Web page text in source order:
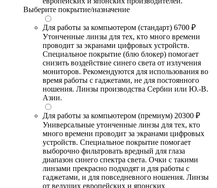
Выберите покрытие/назначение
Для работы за компьютером (стандарт) 6700 ₽
Утонченные линзы для тех, кто много времени
проводит за экранами цифровых устройств.
Специальное покрытие (блю блокер) помогает
снизить воздействие синего света от излучения
мониторов. Рекомендуются для использования во
время работы с гаджетами, не для постоянного
ношения. Линзы производства Сербии или Ю.-В.
Азии.
Для работы за компьютером (премиум) 20300 ₽
Универсальные утонченные линзы для тех, кто
много времени проводит за экранами цифровых
устройств. Специальное покрытие помогает
выборочно фильтровать вредный для глаза
диапазон синего спектра света. Очки с такими
линзами прекрасно подходят и для работы с
гаджетами, и для повседневного ношения. Линзы
от ведущих европейских и японских